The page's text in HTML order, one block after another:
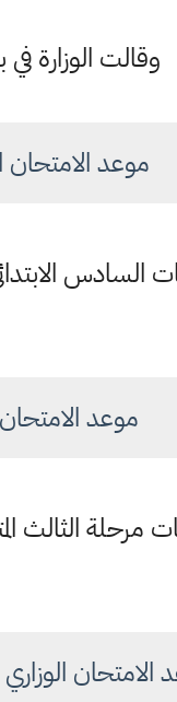
وقالت الوزارة
موعد الامتحان
الابتدائي
موعد
مرحلة الثالث
الامتحان